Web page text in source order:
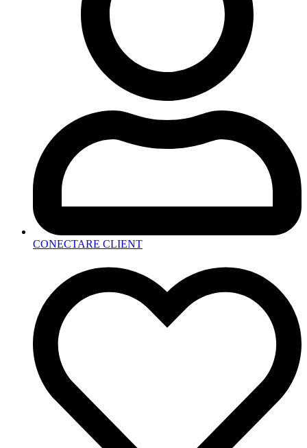
CONECTARE CLIENT